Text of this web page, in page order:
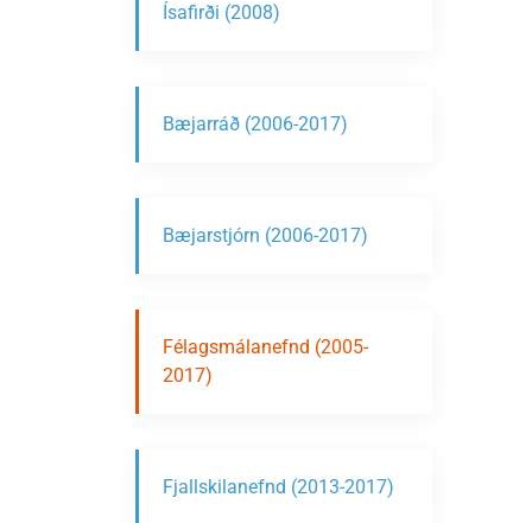
Ísafirði (2008)
Bæjarráð (2006-2017)
Bæjarstjórn (2006-2017)
Félagsmálanefnd (2005-
2017)
Fjallskilanefnd (2013-2017)